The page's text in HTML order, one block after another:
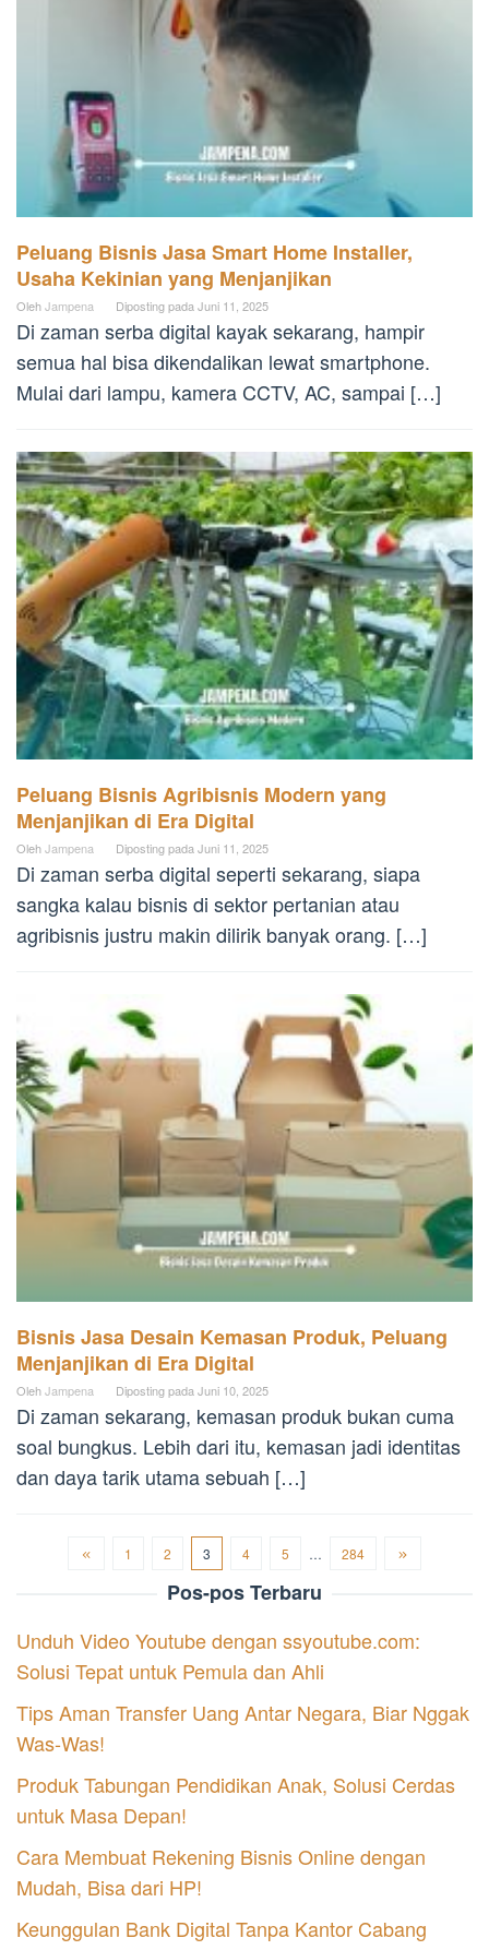
Peluang Bisnis Jasa Smart Home Installer,
Usaha Kekinian yang Menjanjikan
OlehJampena Diposting pada Juni 11, 2025
Di zaman serba digital kayak sekarang, hampir
semua hal bisa dikendalikan lewat smartphone.
Mulai dari lampu, kamera CCTV, AC, sampai […]
Peluang Bisnis Agribisnis Modern yang
Menjanjikan di Era Digital
OlehJampena Diposting pada Juni 11, 2025
Di zaman serba digital seperti sekarang, siapa
sangka kalau bisnis di sektor pertanian atau
agribisnis justru makin dilirik banyak orang. […]
Bisnis Jasa Desain Kemasan Produk, Peluang
Menjanjikan di Era Digital
OlehJampena Diposting pada Juni 10, 2025
Di zaman sekarang, kemasan produk bukan cuma
soal bungkus. Lebih dari itu, kemasan jadi identitas
dan daya tarik utama sebuah […]
1 2 3 4 5 … 284
Pos-pos Terbaru
Unduh Video Youtube dengan ssyoutube.com:
Solusi Tepat untuk Pemula dan Ahli
Tips Aman Transfer Uang Antar Negara, Biar Nggak
Was-Was!
Produk Tabungan Pendidikan Anak, Solusi Cerdas
untuk Masa Depan!
Cara Membuat Rekening Bisnis Online dengan
Mudah, Bisa dari HP!
Keunggulan Bank Digital Tanpa Kantor Cabang